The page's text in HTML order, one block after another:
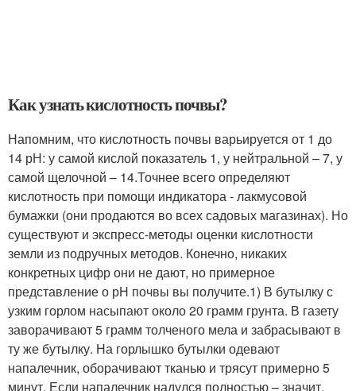
Как узнать кислотность почвы?
Напомним, что кислотность почвы варьируется от 1 до
14 рН: у самой кислой показатель 1, у нейтральной – 7, у
самой щелочной – 14.Точнее всего определяют
кислотность при помощи индикатора - лакмусовой
бумажки (они продаются во всех садовых магазинах). Но
существуют и экспресс-методы оценки кислотности
земли из подручных методов. Конечно, никаких
конкретных цифр они не дают, но примерное
представление о рН почвы вы получите.1) В бутылку с
узким горлом насыпают около 20 грамм грунта. В газету
заворачивают 5 грамм толченого мела и забрасывают в
ту же бутылку. На горлышко бутылки одевают
напалечник, оборачивают тканью и трясут примерно 5
минут. Если напалечник надулся полностью – значит,